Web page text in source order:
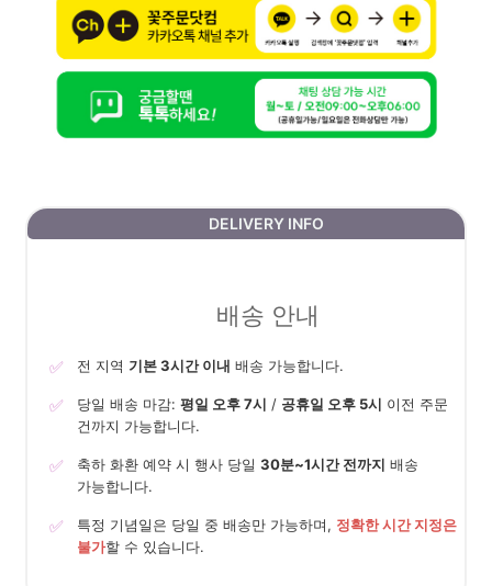
DELIVERY INFO
배송 안내
✅ 전 지역 기본 3시간 이내 배송 가능합니다.
✅ 당일 배송 마감: 평일 오후 7시 / 공휴일 오후 5시 이전 주문
건까지 가능합니다.
✅ 축하 화환 예약 시 행사 당일 30분~1시간 전까지 배송
가능합니다.
✅ 특정 기념일은 당일 중 배송만 가능하며, 정확한 시간 지정은
불가할 수 있습니다.